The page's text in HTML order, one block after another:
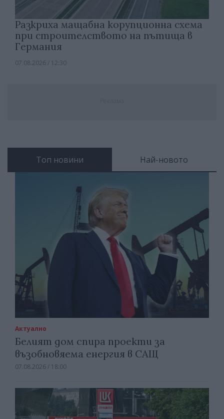
Разкриха мащабна корупционна схема
при строителството на пътища в
Германия
07.08.2026 / 12:30
Топ новини Най-новото
Актуално
Белият дом спира проекти за
възобновяема енергия в САЩ
07.08.2026 / 18:00